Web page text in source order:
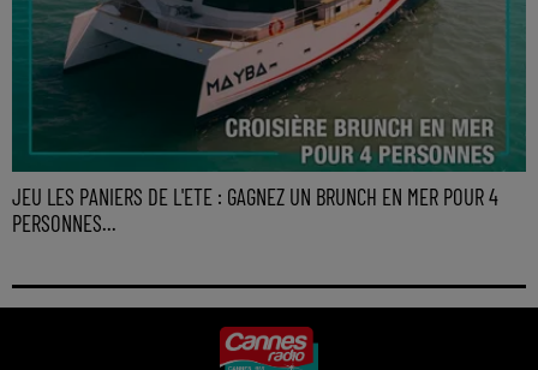
JEU LES PANIERS DE L'ETE : GAGNEZ UN BRUNCH EN MER POUR 4
PERSONNES...